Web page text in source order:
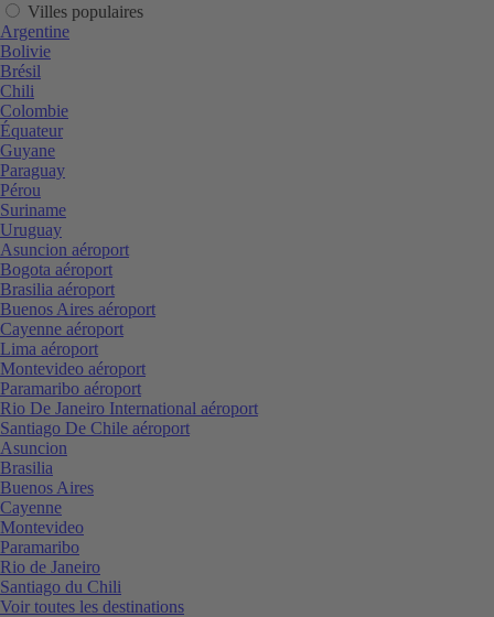
Villes populaires
Argentine
Bolivie
Brésil
Chili
Colombie
Équateur
Guyane
Paraguay
Pérou
Suriname
Uruguay
Asuncion aéroport
Bogota aéroport
Brasilia aéroport
Buenos Aires aéroport
Cayenne aéroport
Lima aéroport
Montevideo aéroport
Paramaribo aéroport
Rio De Janeiro International aéroport
Santiago De Chile aéroport
Asuncion
Brasilia
Buenos Aires
Cayenne
Montevideo
Paramaribo
Rio de Janeiro
Santiago du Chili
Voir toutes les destinations